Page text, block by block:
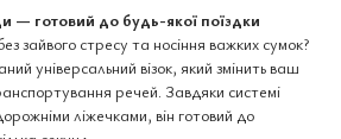
— готовий до будь-якої поїздки
зайвого стресу та носіння важких сумок?
універсальний візок, який змінить ваш
речей. Завдяки системі
ліжечками, він готовий до